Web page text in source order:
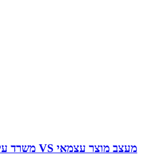
מעצב מוצר עצמאי VS משרד עיצוב גדול